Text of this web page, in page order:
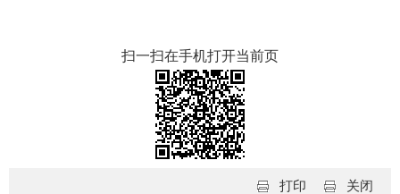
扫一扫在手机打开当前页
关闭
打印